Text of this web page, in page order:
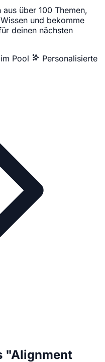
über 100 Themen,
und bekomme
deinen nächsten
Pool
Personalisierte
"Alignment